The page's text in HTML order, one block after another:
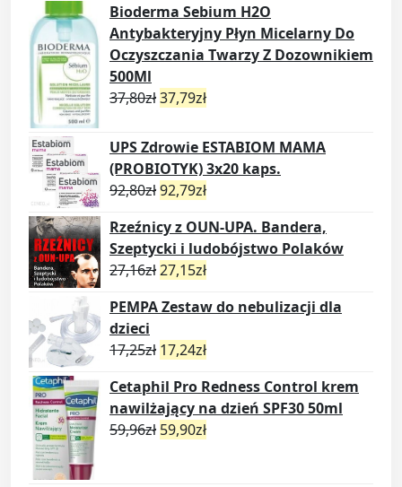
Bioderma Sebium H2O
Antybakteryjny Płyn Micelarny Do
Oczyszczania Twarzy Z Dozownikiem
500Ml
37,80zł37,79zł
UPS Zdrowie ESTABIOM MAMA
(PROBIOTYK) 3x20 kaps.
92,80zł92,79zł
Rzeźnicy z OUN-UPA. Bandera,
Szeptycki i ludobójstwo Polaków
27,16zł27,15zł
PEMPA Zestaw do nebulizacji dla
dzieci
17,25zł 17,24zł
Cetaphil Pro Redness Control krem
nawilżający na dzień SPF30 50ml
59,96zł 59,90zł